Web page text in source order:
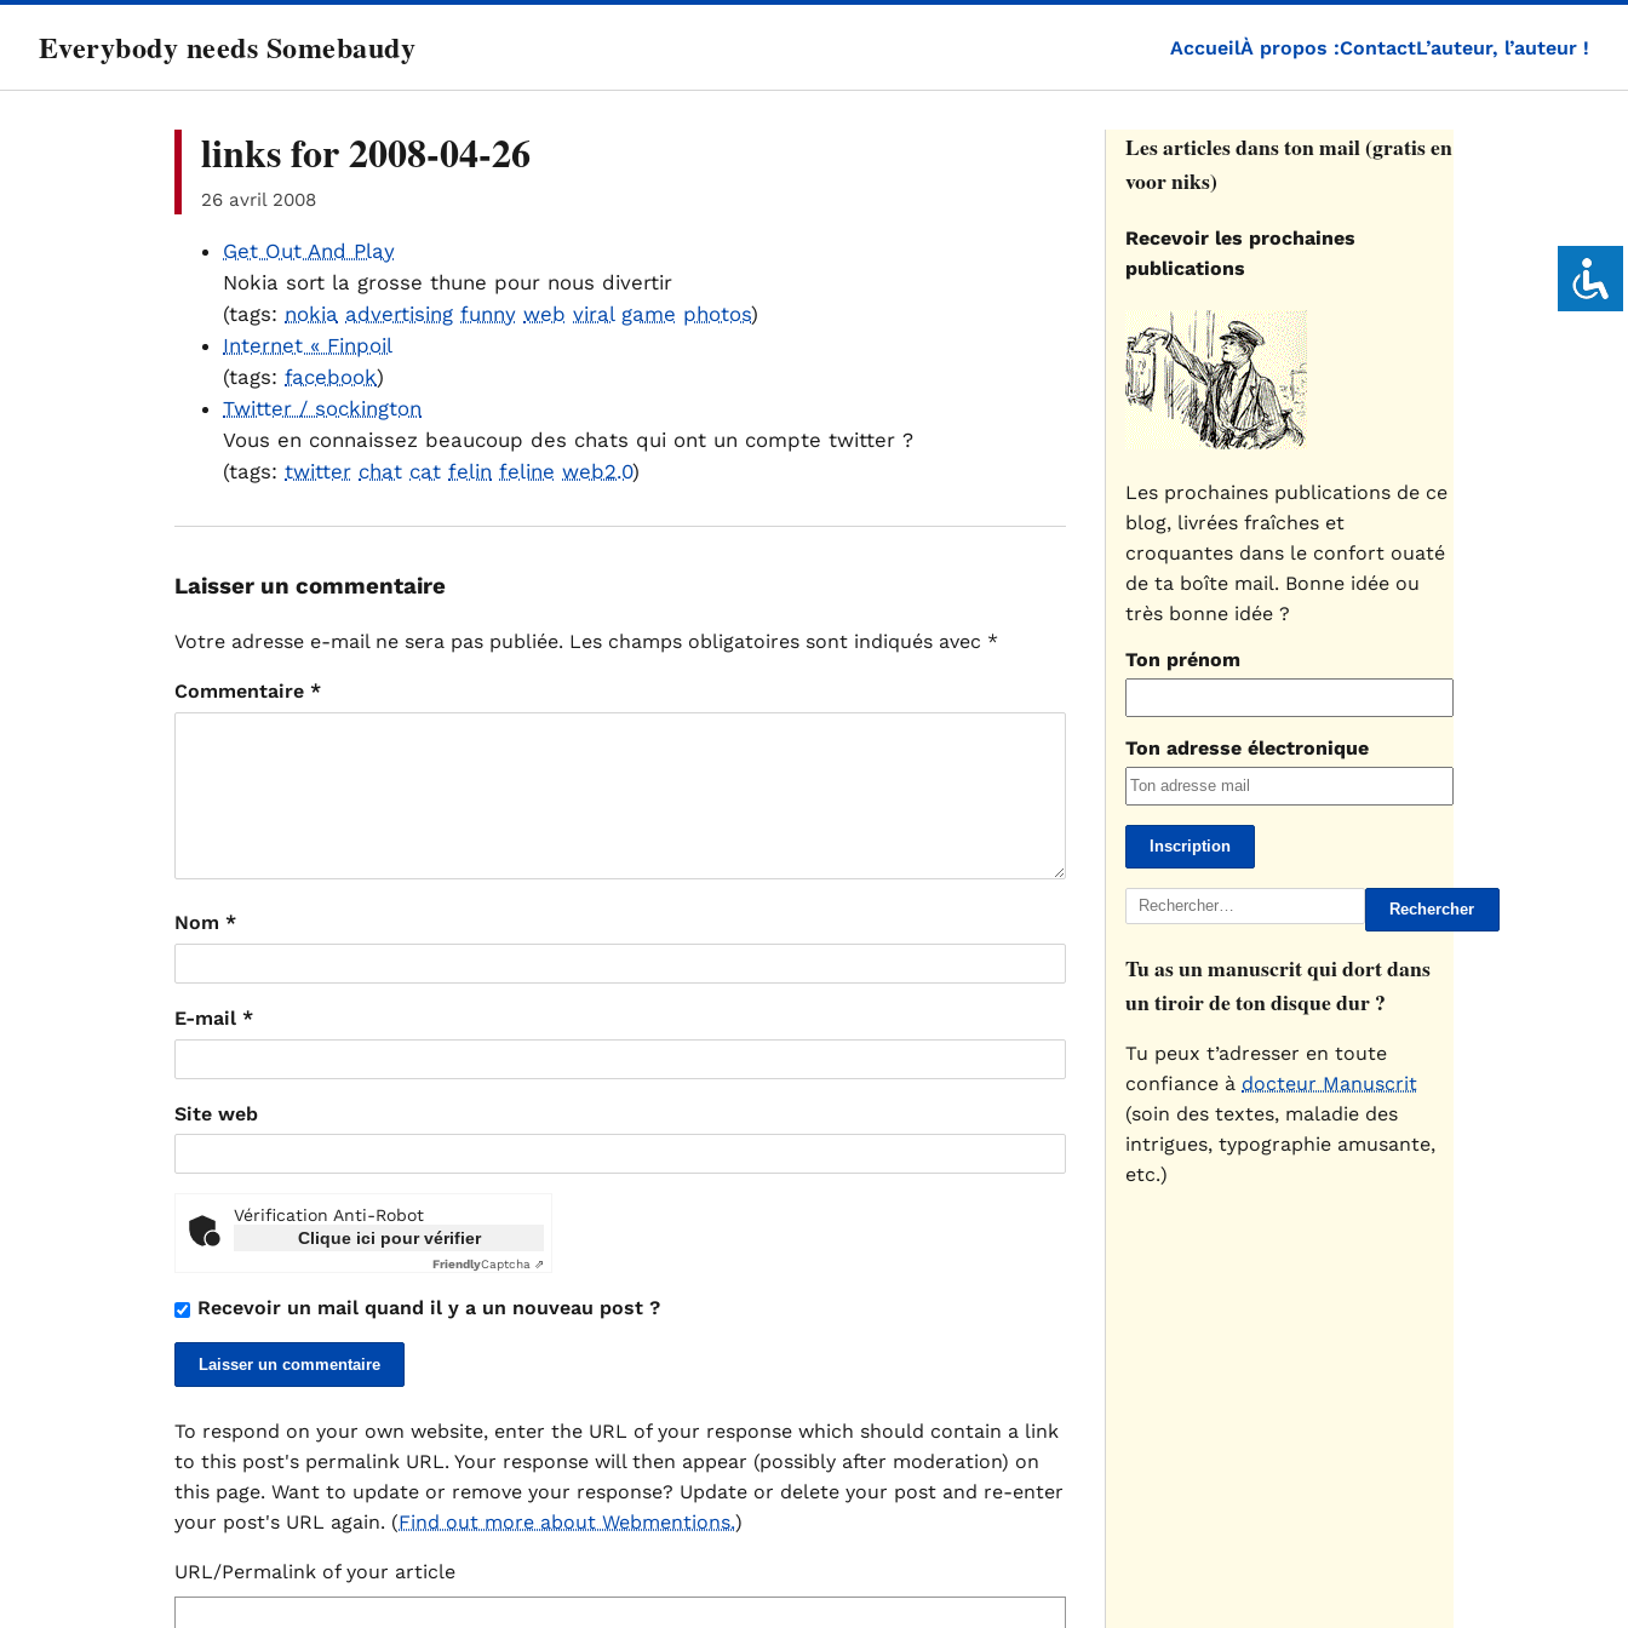
Everybody needs Somebaudy AccueilÀ propos :ContactL’auteur, l’auteur !
links for 2008-04-26
26 avril 2008
Get Out And Play
Nokia sort la grosse thune pour nous divertir
(tags: nokia advertising funny web viral game photos)
Internet « Finpoil
(tags: facebook)
Twitter / sockington
Vous en connaissez beaucoup des chats qui ont un compte twitter ?
(tags: twitter chat cat felin feline web2.0)
Laisser un commentaire
Votre adresse e-mail ne sera pas publiée. Les champs obligatoires sont indiqués avec *
Commentaire *
Nom *
E-mail *
Site web
Vérification Anti-Robot
Clique ici pour vérifier
FriendlyCaptcha ⇗
Recevoir un mail quand il y a un nouveau post ?
To respond on your own website, enter the URL of your response which should contain a link
to this post's permalink URL. Your response will then appear (possibly after moderation) on
this page. Want to update or remove your response? Update or delete your post and re-enter
your post's URL again. (Find out more about Webmentions.)
URL/Permalink of your article
Les articles dans ton mail (gratis en
voor niks)
Recevoir les prochaines
publications
Les prochaines publications de ce
blog, livrées fraîches et
croquantes dans le confort ouaté
de ta boîte mail. Bonne idée ou
très bonne idée ?
Ton prénom
Ton adresse électronique
Rechercher :
Tu as un manuscrit qui dort dans
un tiroir de ton disque dur ?
Tu peux t’adresser en toute
confiance à docteur Manuscrit
(soin des textes, maladie des
intrigues, typographie amusante,
etc.)